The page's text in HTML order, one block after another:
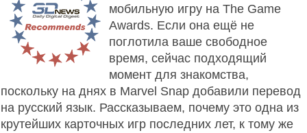
мобильную игру на The Game
Awards. Если она ещё не
поглотила ваше свободное
время, сейчас подходящий
момент для знакомства,
поскольку на днях в Marvel Snap добавили перевод
на русский язык. Рассказываем, почему это одна из
крутейших карточных игр последних лет, к тому же